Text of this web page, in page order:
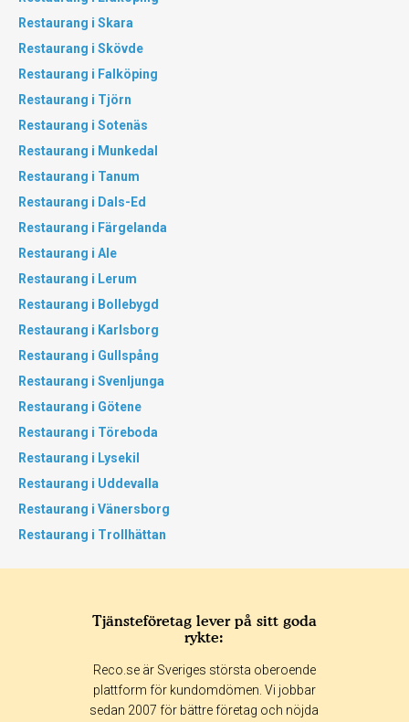
Restaurang i Skara
Restaurang i Skövde
Restaurang i Falköping
Restaurang i Tjörn
Restaurang i Sotenäs
Restaurang i Munkedal
Restaurang i Tanum
Restaurang i Dals-Ed
Restaurang i Färgelanda
Restaurang i Ale
Restaurang i Lerum
Restaurang i Bollebygd
Restaurang i Karlsborg
Restaurang i Gullspång
Restaurang i Svenljunga
Restaurang i Götene
Restaurang i Töreboda
Restaurang i Lysekil
Restaurang i Uddevalla
Restaurang i Vänersborg
Restaurang i Trollhättan
Tjänsteföretag lever på sitt goda
rykte:
Reco.se är Sveriges största oberoende
plattform för kundomdömen. Vi jobbar
sedan 2007 för bättre företag och nöjda